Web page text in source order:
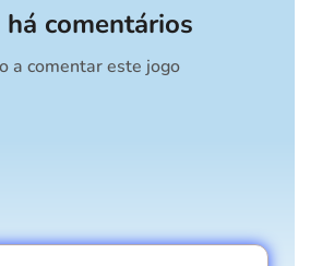
comentários
a comentar este jogo